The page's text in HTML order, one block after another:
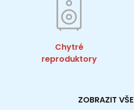
Chytré
reproduktory
ZOBRAZIT VŠE